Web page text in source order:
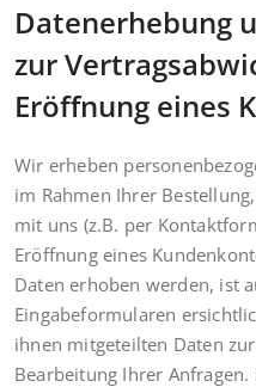
Datenerhebung
zur
Eröffnung eines
Wir erheben
im Rahmen Ihrer
mit uns (z.B. per
Eröffnung eines
Daten erhoben werden, ist
Eingabeformularen
ihnen mitgeteilten Daten
Bearbeitung Ihrer